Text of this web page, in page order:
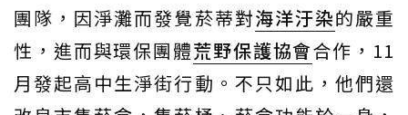
團隊，因淨灘而發覺菸蒂對海洋汙染的嚴重
性，進而與環保團體荒野保護協會合作，11
月發起高中生淨街行動。不只如此，他們還